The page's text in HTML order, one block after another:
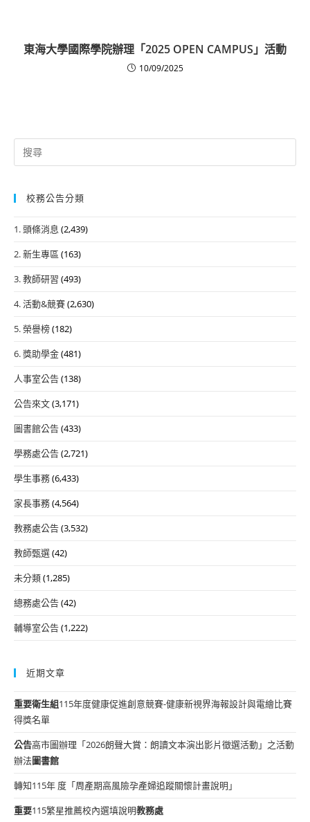
東海大學國際學院辦理「2025 OPEN CAMPUS」活動
10/09/2025
Search
for:
校務公告分類
1. 頭條消息 (2,439)
2. 新生專區 (163)
3. 教師研習 (493)
4. 活動&競賽(2,630)
5. 榮譽榜(182)
6. 獎助學金(481)
人事室公告(138)
公告來文(3,171)
圖書館公告(433)
學務處公告(2,721)
學生事務(6,433)
家長事務(4,564)
教務處公告(3,532)
教師甄選(42)
未分類(1,285)
總務處公告(42)
輔導室公告(1,222)
近期文章
重要衛生組115年度健康促進創意競賽-健康新視界海報設計與電繪比賽
得獎名單
公告高市圖辦理「2026朗聲大賞：朗讀文本演出影片徵選活動」之活動
辦法圖書館
轉知115年 度「周產期高風險孕產婦追蹤關懷計畫說明」
重要115繁星推薦校內選填說明教務處